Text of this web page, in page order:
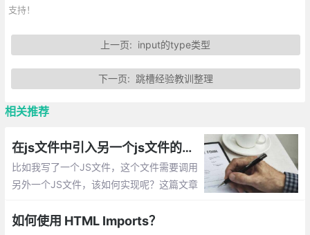
支持！
上一页: input的type类型
下一页: 跳槽经验教训整理
相关推荐
在js文件中引入另一个js文件的实现方法总汇
比如我写了一个JS文件，这个文件需要调用
另外一个JS文件，该如何实现呢？这篇文章
现
如何使用 HTML Imports？